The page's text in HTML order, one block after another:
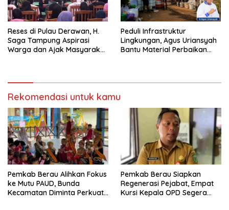
Reses di Pulau Derawan, H.
Saga Tampung Aspirasi
Warga dan Ajak Masyarakat
Peduli Infrastruktur
Lingkungan, Agus Uriansyah
Bantu Material Perbaikan
Rekomendasi untuk kamu
Pemkab Berau Alihkan Fokus
ke Mutu PAUD, Bunda
Kecamatan Diminta Perkuat
Pemkab Berau Siapkan
Regenerasi Pejabat, Empat
Kursi Kepala OPD Segera